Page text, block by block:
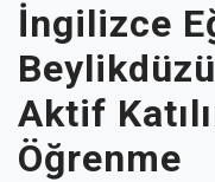
İngilizce
Aktif
Öğrenme